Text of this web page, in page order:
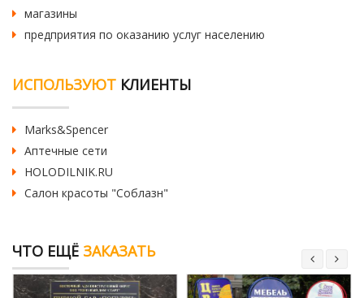
магазины
предприятия по оказанию услуг населению
ИСПОЛЬЗУЮТ КЛИЕНТЫ
Marks&Spencer
Аптечные сети
HOLODILNIK.RU
Салон красоты "Соблазн"
ЧТО ЕЩЁ ЗАКАЗАТЬ